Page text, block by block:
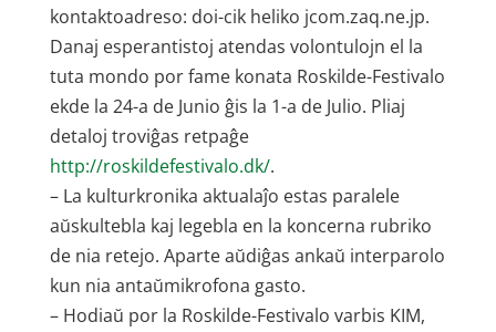
kontaktoadreso: doi-cik heliko jcom.zaq.ne.jp.
Danaj esperantistoj atendas volontulojn el la
tuta mondo por fame konata Roskilde-Festivalo
ekde la 24-a de Junio ĝis la 1-a de Julio. Pliaj
detaloj troviĝas retpaĝe
http://roskildefestivalo.dk/.
– La kulturkronika aktualaĵo estas paralele
aŭskultebla kaj legebla en la koncerna rubriko
de nia retejo. Aparte aŭdiĝas ankaŭ interparolo
kun nia antaŭmikrofona gasto.
– Hodiaŭ por la Roskilde-Festivalo varbis KIM,